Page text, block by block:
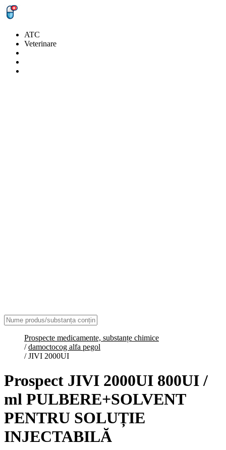
ATC
Veterinare
Prospecte medicamente, substanțe chimice
/ damoctocog alfa pegol
/ JIVI 2000UI
Prospect JIVI 2000UI 800UI /
ml PULBERE+SOLVENT
PENTRU SOLUȚIE
INJECTABILĂ